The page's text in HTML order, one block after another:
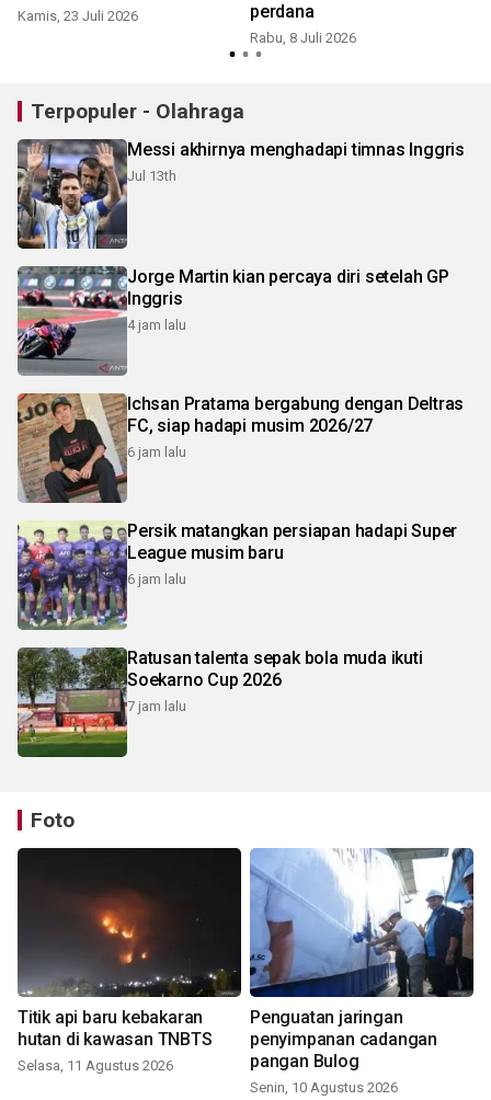
Kamis, 23 Juli 2026
perdana
Rabu, 8 Juli 2026
Terpopuler - Olahraga
Messi akhirnya menghadapi timnas Inggris
Jul 13th
Jorge Martin kian percaya diri setelah GP
Inggris
4 jam lalu
Ichsan Pratama bergabung dengan Deltras
FC, siap hadapi musim 2026/27
6 jam lalu
Persik matangkan persiapan hadapi Super
League musim baru
6 jam lalu
Ratusan talenta sepak bola muda ikuti
Soekarno Cup 2026
7 jam lalu
Foto
Titik api baru kebakaran
hutan di kawasan TNBTS
Selasa, 11 Agustus 2026
Penguatan jaringan
penyimpanan cadangan
pangan Bulog
Senin, 10 Agustus 2026